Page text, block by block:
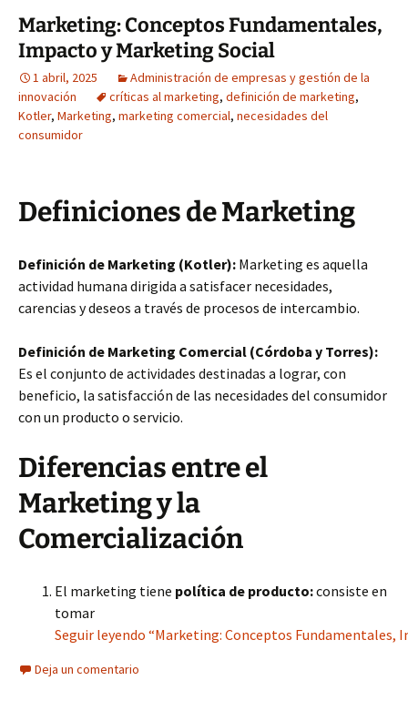
Marketing: Conceptos Fundamentales,
Impacto y Marketing Social
1 abril, 2025
Administración de empresas y gestión de la
innovación
críticas al marketing, definición de marketing,
Kotler, Marketing, marketing comercial, necesidades del
consumidor
Definiciones de Marketing
Definición de Marketing (Kotler): Marketing es aquella
actividad humana dirigida a satisfacer necesidades,
carencias y deseos a través de procesos de intercambio.
Definición de Marketing Comercial (Córdoba y Torres):
Es el conjunto de actividades destinadas a lograr, con
beneficio, la satisfacción de las necesidades del consumidor
con un producto o servicio.
Diferencias entre el
Marketing y la
Comercialización
El marketing tiene política de producto:consiste en
tomar
Seguir leyendo “Marketing: Conceptos Fundamentales,
Deja un comentario